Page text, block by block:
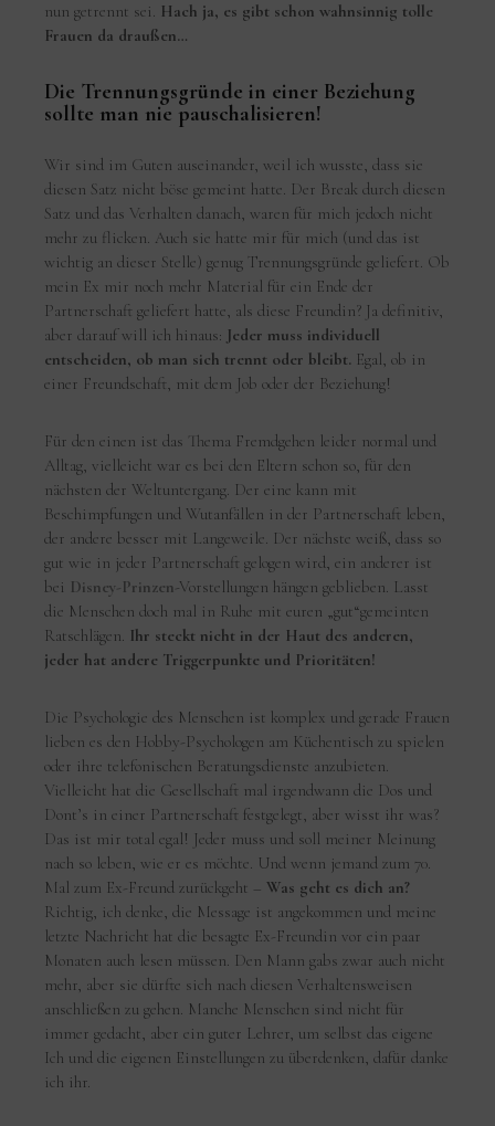
nun getrennt sei. Hach ja, es gibt schon wahnsinnig tolle
Frauen da draußen…
Die Trennungsgründe in einer Beziehung
sollte man nie pauschalisieren!
Wir sind im Guten auseinander, weil ich wusste, dass sie
diesen Satz nicht böse gemeint hatte. Der Break durch diesen
Satz und das Verhalten danach, waren für mich jedoch nicht
mehr zu flicken. Auch sie hatte mir für mich (und das ist
wichtig an dieser Stelle) genug Trennungsgründe geliefert. Ob
mein Ex mir noch mehr Material für ein Ende der
Partnerschaft geliefert hatte, als diese Freundin? Ja definitiv,
aber darauf will ich hinaus: Jeder muss individuell
entscheiden, ob man sich trennt oder bleibt. Egal, ob in
einer Freundschaft, mit dem Job oder der Beziehung!
Für den einen ist das Thema Fremdgehen leider normal und
Alltag, vielleicht war es bei den Eltern schon so, für den
nächsten der Weltuntergang. Der eine kann mit
Beschimpfungen und Wutanfällen in der Partnerschaft leben,
der andere besser mit Langeweile. Der nächste weiß, dass so
gut wie in jeder Partnerschaft gelogen wird, ein anderer ist
bei Disney-Prinzen-Vorstellungen hängen geblieben. Lasst
die Menschen doch mal in Ruhe mit euren „gut“gemeinten
Ratschlägen. Ihr steckt nicht in der Haut des anderen,
jeder hat andere Triggerpunkte und Prioritäten!
Die Psychologie des Menschen ist komplex und gerade Frauen
lieben es den Hobby-Psychologen am Küchentisch zu spielen
oder ihre telefonischen Beratungsdienste anzubieten.
Vielleicht hat die Gesellschaft mal irgendwann die Dos und
Dont’s in einer Partnerschaft festgelegt, aber wisst ihr was?
Das ist mir total egal! Jeder muss und soll meiner Meinung
nach so leben, wie er es möchte. Und wenn jemand zum 70.
Mal zum Ex-Freund zurückgeht – Was geht es dich an?
Richtig, ich denke, die Message ist angekommen und meine
letzte Nachricht hat die besagte Ex-Freundin vor ein paar
Monaten auch lesen müssen. Den Mann gabs zwar auch nicht
mehr, aber sie dürfte sich nach diesen Verhaltensweisen
anschließen zu gehen. Manche Menschen sind nicht für
immer gedacht, aber ein guter Lehrer, um selbst das eigene
Ich und die eigenen Einstellungen zu überdenken, dafür danke
ich ihr.